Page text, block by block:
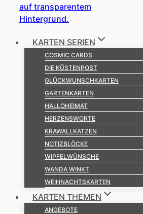
KARTEN SERIEN
COSMIC CARDS
DIE KÜSTENPOST
GLÜCKWUNSCHKARTEN
GARTENKARTEN
HALLOHEIMAT
HERZENSWORTE
KRAWALLKATZEN
NOTIZBLÖCKE
WIPFELWÜNSCHE
WANDA WINKT
WEIHNACHTSKARTEN
KARTEN THEMEN
ANGEBOTE